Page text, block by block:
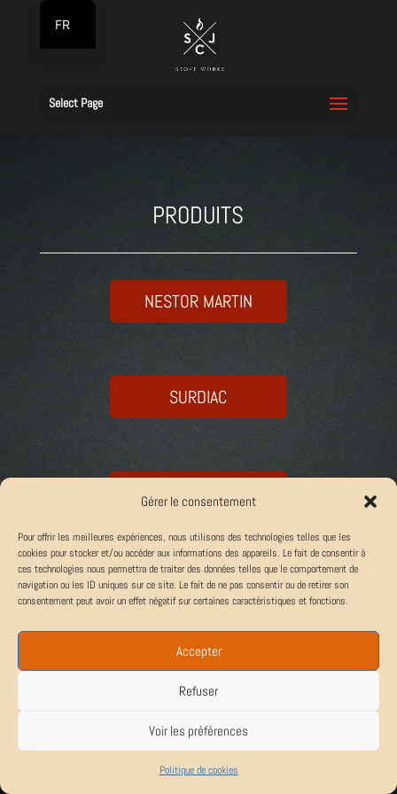
Gérer le consentement
Pour offrir les meilleures expériences, nous utilisons des technologies telles que les
cookies pour stocker et/ou accéder aux informations des appareils. Le fait de consentir à
ces technologies nous permettra de traiter des données telles que le comportement de
navigation ou les ID uniques sur ce site. Le fait de ne pas consentir ou de retirer son
consentement peut avoir un effet négatif sur certaines caractéristiques et fonctions.
Accepter
Refuser
Voir les préférences
Politique de cookies
Select Page
PRODUITS
NESTOR MARTIN
SURDIAC
HERGOM
FR
NL